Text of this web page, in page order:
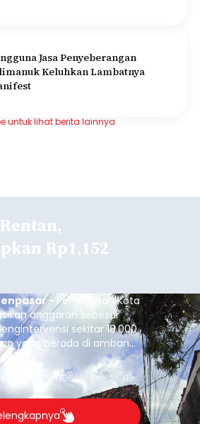
Jasa Penyeberangan
Keluhkan Lambatnya
untuk lihat berita lainnya
Rp1,152
- Pemerintah Kota
anggaran sebesar
sekitar 18.000
yang berada di ambang
strategis ini diambil
yang berada pada
tersebut agar tidak
Thu, 08/06/2026 - 21:31